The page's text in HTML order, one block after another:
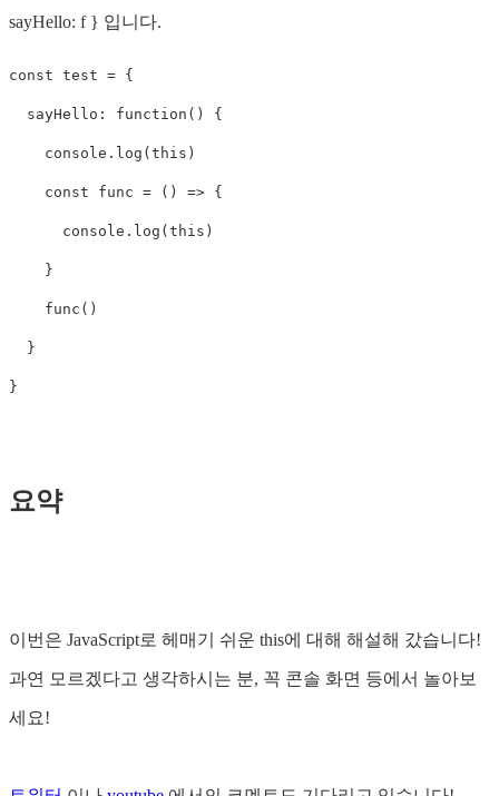
sayHello: f } 입니다.
const test = {
sayHello : function () {
console . log (this )
const func = () => {
console . log (this )
}
func ()
}
}
요약
이번은 JavaScript로 헤매기 쉬운 this에 대해 해설해 갔습니다!
과연 모르겠다고 생각하시는 분, 꼭 콘솔 화면 등에서 놀아보
세요!